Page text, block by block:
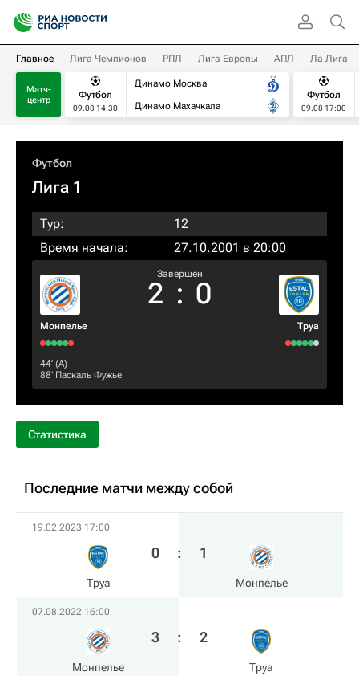
Главное Лига Чемпионов РПЛ Лига Европы АПЛ Ла Лига
Матч-
центр
Футбол
09.08 14:30
Динамо Москва
Динамо Махачкала
Футбол
09.08 17:00
Футбол
Лига 1
Тур:
12
Время начала:
27.10.2001 в 20:00
Монпелье
Завершен
2 : 0
Труа
44‎’‎ (А)
88‎’‎ Паскаль Фужье
Статистика
Последние матчи между собой
19.02.2023 17:00
Труа
0 : 1
Монпелье
07.08.2022 16:00
Монпелье
3 : 2
Труа